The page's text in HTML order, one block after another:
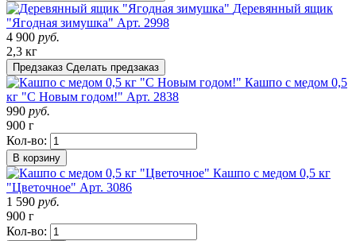
Деревянный ящик
"Ягодная зимушка" Арт. 2998
4 900 руб.
2,3 кг
Предзаказ Сделать предзаказ
Кашпо с медом 0,5
кг "С Новым годом!" Арт. 2838
990 руб.
900 г
Кол-во:
В корзину
Кашпо с медом 0,5 кг
"Цветочное" Арт. 3086
1 590 руб.
900 г
Кол-во: